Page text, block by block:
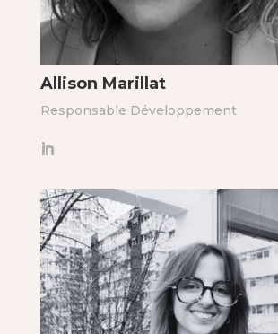
Allison Marillat
Responsable Développement